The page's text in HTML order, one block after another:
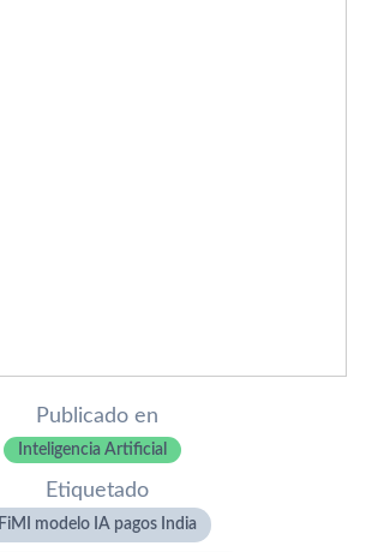
Publicado en
Inteligencia Artificial
Etiquetado
FiMI modelo IA pagos India